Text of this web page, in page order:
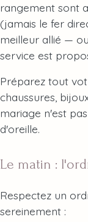
rangement sont
(jamais le fer
meilleur allié —
service est
Préparez tout
chaussures,
mariage n'est
d'oreille.
Le matin :
Respectez un
sereinement :